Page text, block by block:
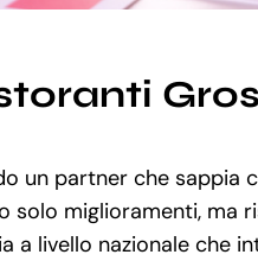
un partner che
solo miglioramenti,
livello nazionale che